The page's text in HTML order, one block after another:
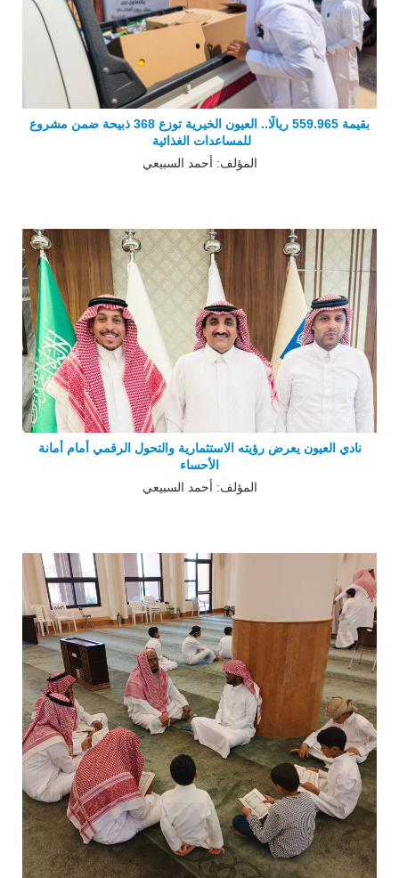
بقيمة 559.965 ريالًا.. العيون الخيرية توزع 368 ذبيحة ضمن مشروع
للمساعدات الغذائية
المؤلف: أحمد السبيعي
نادي العيون يعرض رؤيته الاستثمارية والتحول الرقمي أمام أمانة
الأحساء
المؤلف: أحمد السبيعي